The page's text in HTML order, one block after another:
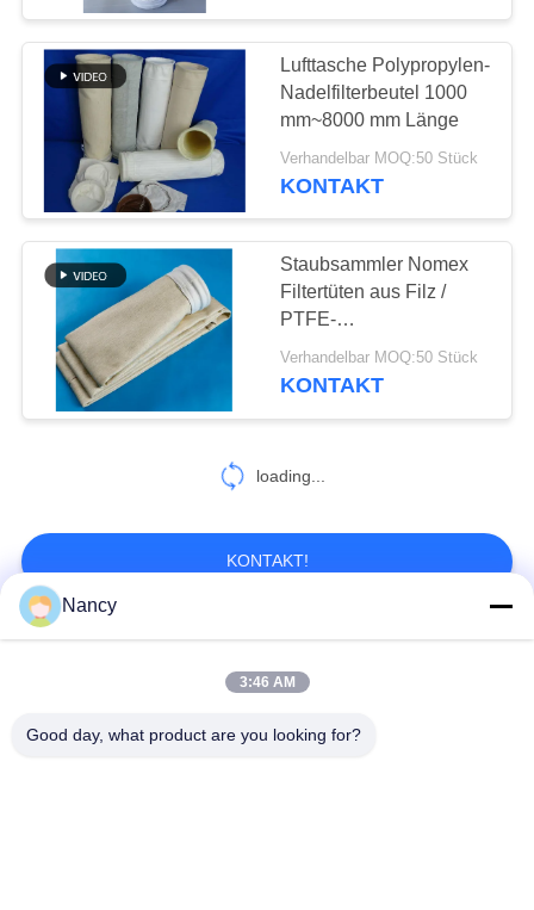
Lufttasche Polypropylen-
Nadelfilterbeutel 1000
mm~8000 mm Länge
Verhandelbar MOQ:50 Stück
KONTAKT
Staubsammler Nomex
Filtertüten aus Filz /
PTFE-
Membranfiltertüten
Verhandelbar MOQ:50 Stück
KONTAKT
loading...
KONTAKT!
Staubsammelfilterbeutel Aramidfilterbeutel
Nancy
3:46 AM
Good day, what product are you looking for?